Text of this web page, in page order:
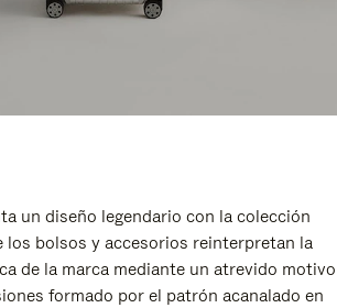
un diseño legendario con la colección
los bolsos y accesorios reinterpretan la
de la marca mediante un atrevido motivo
formado por el patrón acanalado en